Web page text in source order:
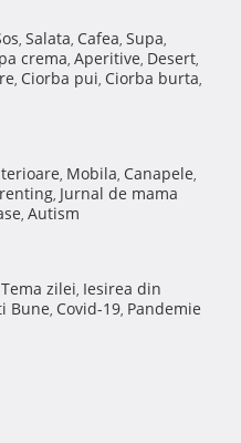
, Salata, Cafea, Supa,
crema, Aperitive, Desert,
, Ciorba pui, Ciorba burta,
, Mobila, Canapele,
, Jurnal de mama
, Autism
Tema zilei, Iesirea din
Bune, Covid-19, Pandemie